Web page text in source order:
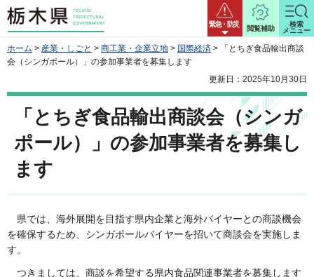
栃木県 緊急・防災
閲覧補助
検索
メニュー
ホーム > 産業・しごと > 商工業・企業立地 > 国際経済 > 「とちぎ食品輸出商談
会（シンガポール）」の参加事業者を募集します
更新日：2025年10月30日
「とちぎ食品輸出商談会（シンガ
ポール）」の参加事業者を募集し
ます
県では、海外展開を目指す県内企業と海外バイヤーとの商談機会
を確保するため、シンガポールバイヤーを招いて商談会を実施しま
す。
つきましては、商談を希望する県内食品関連事業者を募集します